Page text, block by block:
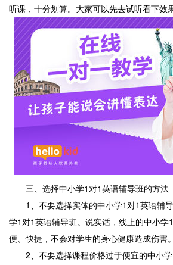
听课，十分划算。大家可以先去试听看下效
三、选择中小学1对1英语辅导班的方法
1、不要选择实体的中小学1对1英语辅
学1对1英语辅导班。说实话，线上的中小学
便、快捷，不会对学生的身心健康造成伤害。
2、不要选择课程价格过于便宜的中小学